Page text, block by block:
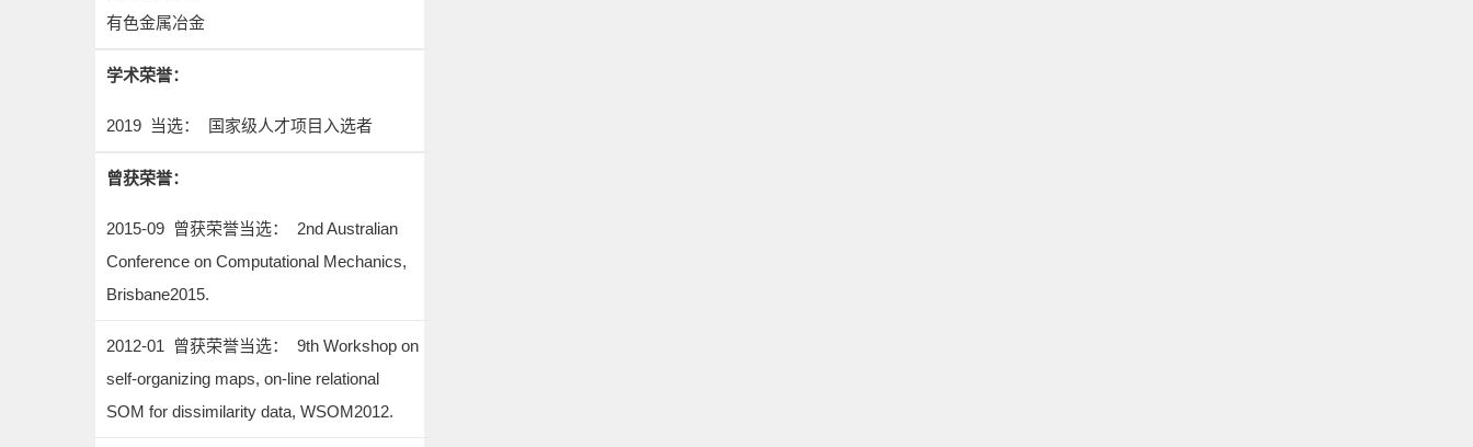
有色金属冶金
学术荣誉：
2019 当选： 国家级人才项目入选者
曾获荣誉：
2015-09 曾获荣誉当选： 2nd Australian
Conference on Computational Mechanics,
Brisbane2015.
2012-01 曾获荣誉当选： 9th Workshop on
self-organizing maps, on-line relational
SOM for dissimilarity data, WSOM2012.